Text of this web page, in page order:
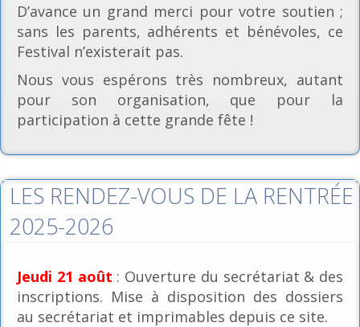
D’avance un grand merci pour votre soutien ;
sans les parents, adhérents et bénévoles, ce
Festival n’existerait pas.
Nous vous espérons très nombreux, autant
pour son organisation, que pour la
participation à cette grande fête !
LES RENDEZ-VOUS DE LA RENTRÉE
2025-2026
Jeudi 21 août : Ouverture du secrétariat & des
inscriptions. Mise à disposition des dossiers
au secrétariat et imprimables depuis ce site.